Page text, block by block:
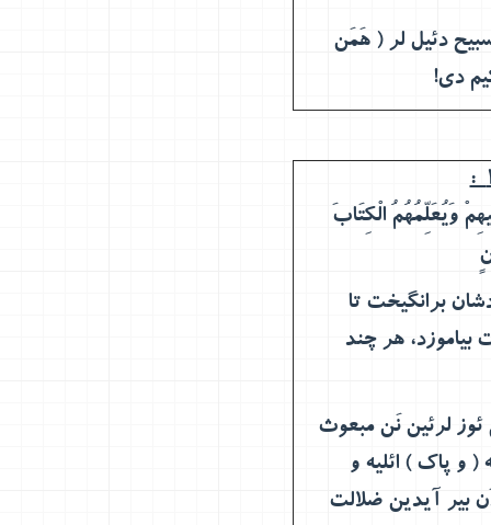
دئیل لر ( هَمَن
دی!
وَيُعَلِّمُهُمُ الْكِتَابَ
برانگيخت تا
بياموزد، هر چند
ئوز لرئین نَن مبعوث
( و پاک ) ائلیه و
بیر آیدین ضلالت